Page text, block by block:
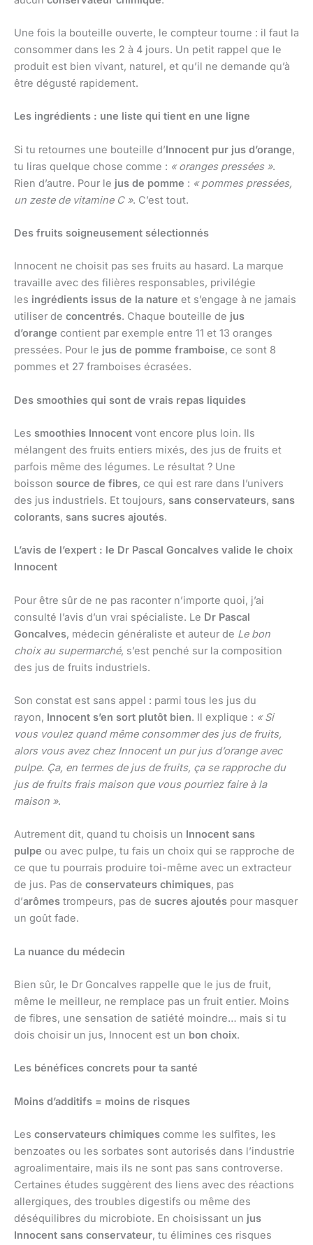
Une fois la bouteille ouverte, le compteur tourne : il faut la
consommer dans les 2 à 4 jours. Un petit rappel que le
produit est bien vivant, naturel, et qu’il ne demande qu’à
être dégusté rapidement.
Les ingrédients : une liste qui tient en une ligne
Si tu retournes une bouteille d’Innocent pur jus d’orange,
tu liras quelque chose comme : « oranges pressées ».
Rien d’autre. Pour le jus de pomme : « pommes pressées,
un zeste de vitamine C ». C’est tout.
Des fruits soigneusement sélectionnés
Innocent ne choisit pas ses fruits au hasard. La marque
travaille avec des filières responsables, privilégie
les ingrédients issus de la nature et s’engage à ne jamais
utiliser de concentrés. Chaque bouteille de jus
d’orange contient par exemple entre 11 et 13 oranges
pressées. Pour le jus de pomme framboise, ce sont 8
pommes et 27 framboises écrasées.
Des smoothies qui sont de vrais repas liquides
Les smoothies Innocent vont encore plus loin. Ils
mélangent des fruits entiers mixés, des jus de fruits et
parfois même des légumes. Le résultat ? Une
boisson source de fibres, ce qui est rare dans l’univers
des jus industriels. Et toujours, sans conservateurs, sans
colorants, sans sucres ajoutés.
L’avis de l’expert : le Dr Pascal Goncalves valide le choix
Innocent
Pour être sûr de ne pas raconter n’importe quoi, j’ai
consulté l’avis d’un vrai spécialiste. Le Dr Pascal
Goncalves, médecin généraliste et auteur de Le bon
choix au supermarché, s’est penché sur la composition
des jus de fruits industriels.
Son constat est sans appel : parmi tous les jus du
rayon, Innocent s’en sort plutôt bien. Il explique : « Si
vous voulez quand même consommer des jus de fruits,
alors vous avez chez Innocent un pur jus d’orange avec
pulpe. Ça, en termes de jus de fruits, ça se rapproche du
jus de fruits frais maison que vous pourriez faire à la
maison ».
Autrement dit, quand tu choisis un Innocent sans
pulpe ou avec pulpe, tu fais un choix qui se rapproche de
ce que tu pourrais produire toi-même avec un extracteur
de jus. Pas de conservateurs chimiques, pas
d’arômes trompeurs, pas de sucres ajoutés pour masquer
un goût fade.
La nuance du médecin
Bien sûr, le Dr Goncalves rappelle que le jus de fruit,
même le meilleur, ne remplace pas un fruit entier. Moins
de fibres, une sensation de satiété moindre… mais si tu
dois choisir un jus, Innocent est un bon choix.
Les bénéfices concrets pour ta santé
Moins d’additifs = moins de risques
Les conservateurs chimiques comme les sulfites, les
benzoates ou les sorbates sont autorisés dans l’industrie
agroalimentaire, mais ils ne sont pas sans controverse.
Certaines études suggèrent des liens avec des réactions
allergiques, des troubles digestifs ou même des
déséquilibres du microbiote. En choisissant un jus
Innocent sans conservateur, tu élimines ces risques